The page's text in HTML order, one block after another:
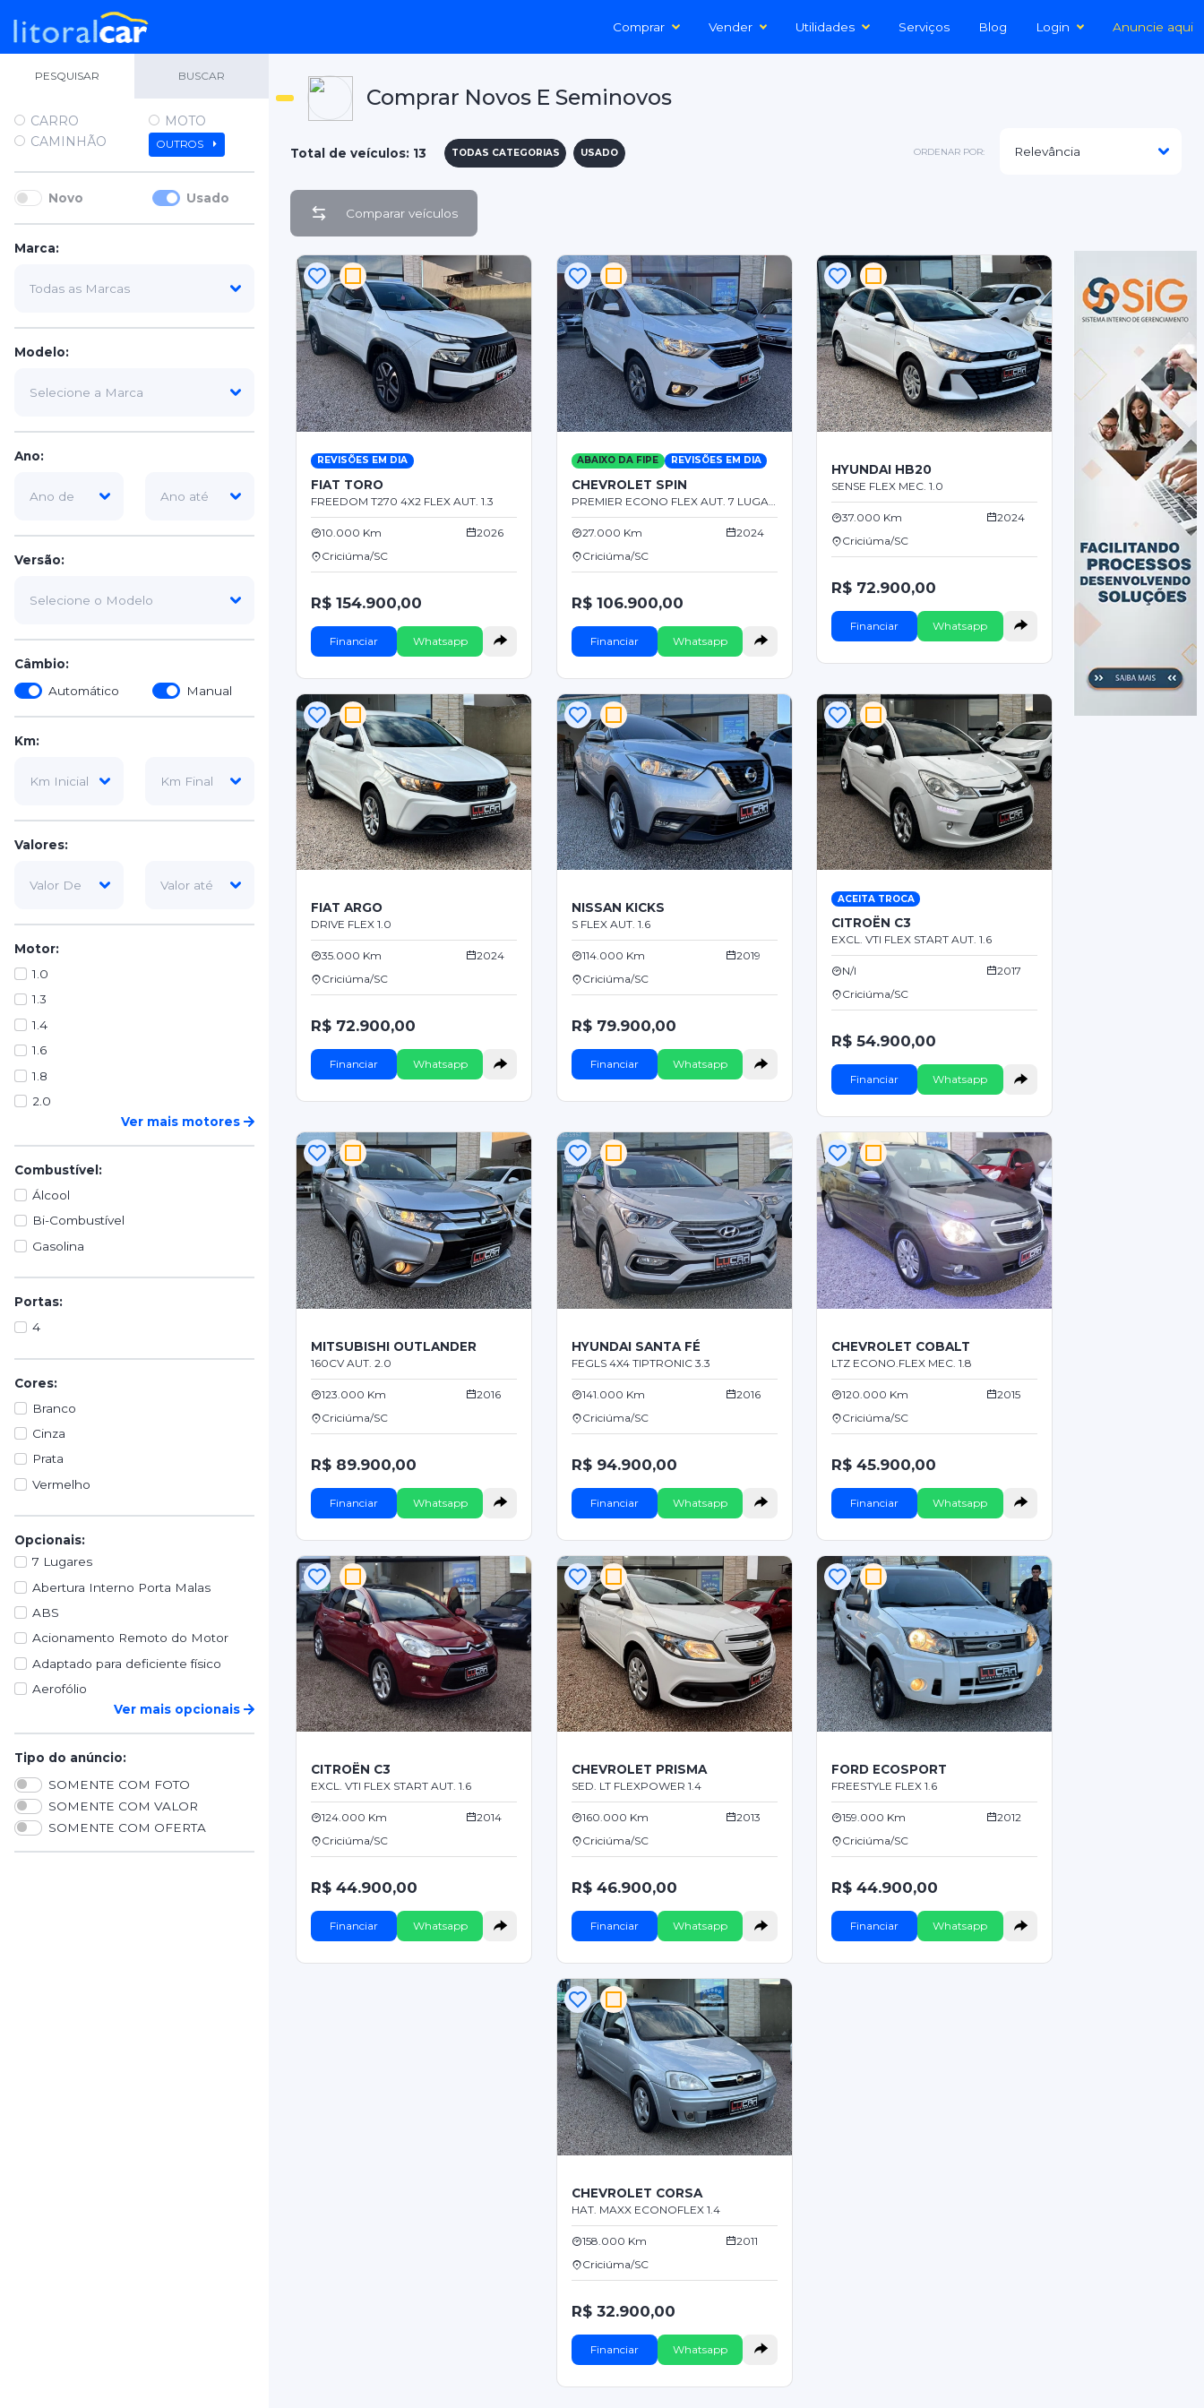
Comprar Vender Utilidades Serviços Blog Login Anuncie aqui
PESQUISAR BUSCAR
CARRO
MOTO
CAMINHÃO
OUTROS
Novo Usado
Marca:
Modelo:
Ano:
Versão:
Câmbio:
Automático
Manual
Km:
Valores:
Motor:
1.0
1.3
1.4
1.6
1.8
2.0
Ver mais motores
Combustível:
Álcool
Bi-Combustível
Gasolina
Portas:
4
Cores:
Branco
Cinza
Prata
Vermelho
Opcionais:
7 Lugares
Abertura Interno Porta Malas
ABS
Acionamento Remoto do Motor
Adaptado para deficiente físico
Aerofólio
Ver mais opcionais
Tipo do anúncio:
SOMENTE COM FOTO
SOMENTE COM VALOR
SOMENTE COM OFERTA
Comprar Novos E Seminovos
Total de veículos: 13 TODAS CATEGORIAS USADO ORDENAR POR:
Comparar veículos
REVISÕES EM DIA
FIAT TORO
FREEDOM T270 4X2 FLEX AUT. 1.3
10.000 Km
2026
Criciúma/SC
R$ 154.900,00
Financiar Whatsapp
ABAIXO DA FIPE REVISÕES EM DIA
CHEVROLET SPIN
27.000 Km
2024
Criciúma/SC
R$ 106.900,00
Financiar Whatsapp
HYUNDAI HB20
SENSE FLEX MEC. 1.0
37.000 Km
2024
Criciúma/SC
R$ 72.900,00
Financiar Whatsapp
FIAT ARGO
DRIVE FLEX 1.0
35.000 Km
2024
Criciúma/SC
R$ 72.900,00
Financiar Whatsapp
NISSAN KICKS
S FLEX AUT. 1.6
114.000 Km
2019
Criciúma/SC
R$ 79.900,00
Financiar Whatsapp
ACEITA TROCA
CITROËN C3
EXCL. VTI FLEX START AUT. 1.6
N/I
2017
Criciúma/SC
R$ 54.900,00
Financiar Whatsapp
MITSUBISHI OUTLANDER
160CV AUT. 2.0
123.000 Km
2016
Criciúma/SC
R$ 89.900,00
Financiar Whatsapp
HYUNDAI SANTA FÉ
FEGLS 4X4 TIPTRONIC 3.3
141.000 Km
2016
Criciúma/SC
R$ 94.900,00
Financiar Whatsapp
CHEVROLET COBALT
LTZ ECONO.FLEX MEC. 1.8
120.000 Km
2015
Criciúma/SC
R$ 45.900,00
Financiar Whatsapp
CITROËN C3
EXCL. VTI FLEX START AUT. 1.6
124.000 Km
2014
Criciúma/SC
R$ 44.900,00
Financiar Whatsapp
CHEVROLET PRISMA
SED. LT FLEXPOWER 1.4
160.000 Km
2013
Criciúma/SC
R$ 46.900,00
Financiar Whatsapp
FORD ECOSPORT
FREESTYLE FLEX 1.6
159.000 Km
2012
Criciúma/SC
R$ 44.900,00
Financiar Whatsapp
CHEVROLET CORSA
HAT. MAXX ECONOFLEX 1.4
158.000 Km
2011
Criciúma/SC
R$ 32.900,00
Financiar Whatsapp